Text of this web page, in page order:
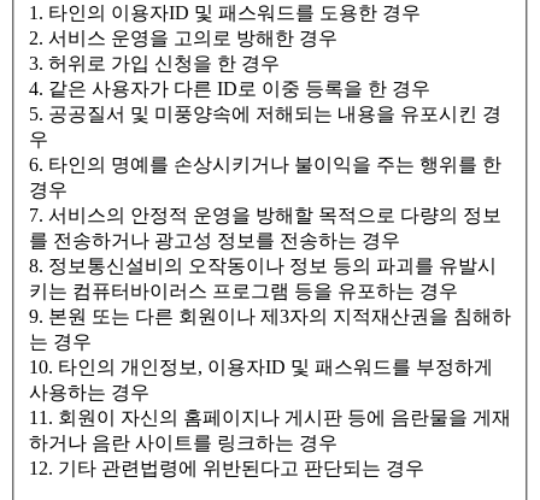
1. 타인의 이용자ID 및 패스워드를 도용한 경우
2. 서비스 운영을 고의로 방해한 경우
3. 허위로 가입 신청을 한 경우
4. 같은 사용자가 다른 ID로 이중 등록을 한 경우
5. 공공질서 및 미풍양속에 저해되는 내용을 유포시킨 경
우
6. 타인의 명예를 손상시키거나 불이익을 주는 행위를 한
경우
7. 서비스의 안정적 운영을 방해할 목적으로 다량의 정보
를 전송하거나 광고성 정보를 전송하는 경우
8. 정보통신설비의 오작동이나 정보 등의 파괴를 유발시
키는 컴퓨터바이러스 프로그램 등을 유포하는 경우
9. 본원 또는 다른 회원이나 제3자의 지적재산권을 침해하
는 경우
10. 타인의 개인정보, 이용자ID 및 패스워드를 부정하게
사용하는 경우
11. 회원이 자신의 홈페이지나 게시판 등에 음란물을 게재
하거나 음란 사이트를 링크하는 경우
12. 기타 관련법령에 위반된다고 판단되는 경우